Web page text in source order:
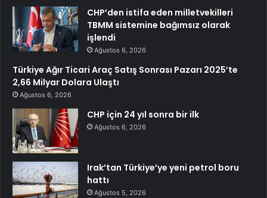
CHP’den istifa eden milletvekilleri
TBMM sistemine bağımsız olarak
işlendi
Ağustos 6, 2026
Türkiye Ağır Ticari Araç Satış Sonrası Pazarı 2025’te
2,66 Milyar Dolara Ulaştı
Ağustos 6, 2026
CHP için 24 yıl sonra bir ilk
Ağustos 6, 2026
Irak’tan Türkiye’ye yeni petrol boru
hattı
Ağustos 5, 2026